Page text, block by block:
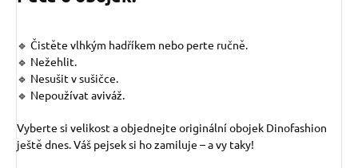
🔹 Čistěte vlhkým hadříkem nebo perte ručně.
🔹 Nežehlit.
🔹 Nesušit v sušičce.
🔹 Nepoužívat aviváž.
Vyberte si velikost a objednejte originální obojek Dinofashion
ještě dnes. Váš pejsek si ho zamiluje – a vy taky!